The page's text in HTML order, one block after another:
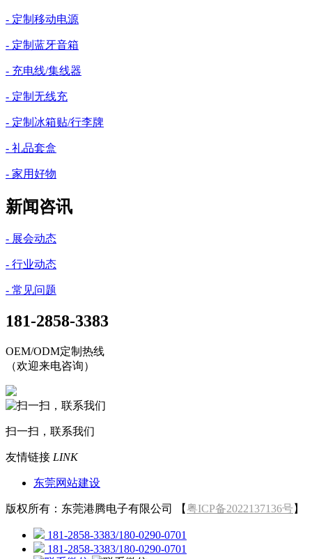
- 定制移动电源
- 定制蓝牙音箱
- 充电线/集线器
- 定制无线充
- 定制冰箱贴/行李牌
- 礼品套盒
- 家用好物
新闻咨讯
- 展会动态
- 行业动态
- 常见问题
181-2858-3383
OEM/ODM定制热线
（欢迎来电咨询）
扫一扫，联系我们
友情链接 LINK
东莞网站建设
版权所有：东莞港腾电子有限公司 【粤ICP备2022137136号】
181-2858-3383/180-0290-0701
181-2858-3383/180-0290-0701